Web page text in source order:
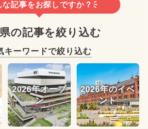
な記事をお探しですか？
の記事を絞り込む
キーワードで絞り込む
2026年オープ
ン
2026年のイベ
ント